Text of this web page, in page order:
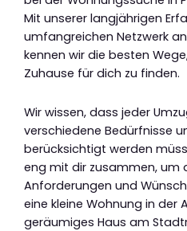
Mit unserer langjährigen
umfangreichen Netzwerk
kennen wir die besten
Zuhause für dich zu finden.
Wir wissen, dass jeder
verschiedene Bedürfnisse
berücksichtigt werden
eng mit dir zusammen, um
Anforderungen und
eine kleine Wohnung in der
geräumiges Haus am